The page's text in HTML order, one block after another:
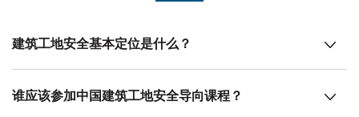
建筑工地安全基本定位是什么？
谁应该参加中国建筑工地安全导向课程？